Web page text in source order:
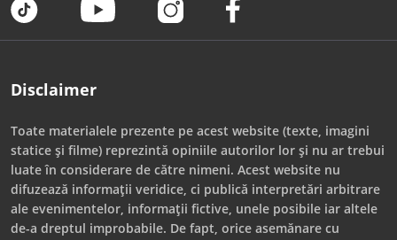
Disclaimer
Toate materialele prezente pe acest website (texte, imagini
statice și filme) reprezintă opiniile autorilor lor și nu ar trebui
luate în considerare de către nimeni. Acest website nu
difuzează informații veridice, ci publică interpretări arbitrare
ale evenimentelor, informații fictive, unele posibile iar altele
de-a dreptul improbabile. De fapt, orice asemănare cu